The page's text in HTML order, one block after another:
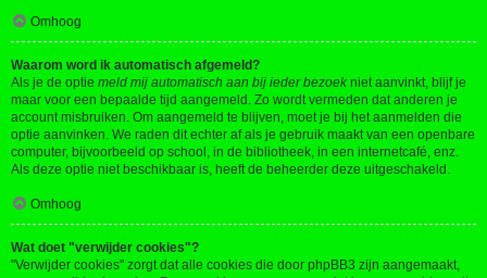
Omhoog
Waarom word ik automatisch afgemeld?
Als je de optie meld mij automatisch aan bij ieder bezoek niet aanvinkt, blijf je
maar voor een bepaalde tijd aangemeld. Zo wordt vermeden dat anderen je
account misbruiken. Om aangemeld te blijven, moet je bij het aanmelden die
optie aanvinken. We raden dit echter af als je gebruik maakt van een openbare
computer, bijvoorbeeld op school, in de bibliotheek, in een internetcafé, enz.
Als deze optie niet beschikbaar is, heeft de beheerder deze uitgeschakeld.
Omhoog
Wat doet "verwijder cookies"?
"Verwijder cookies" zorgt dat alle cookies die door phpBB3 zijn aangemaakt,